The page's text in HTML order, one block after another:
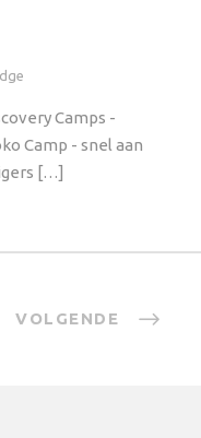
Camps -
Camp - snel aan
[…]
VOLGENDE